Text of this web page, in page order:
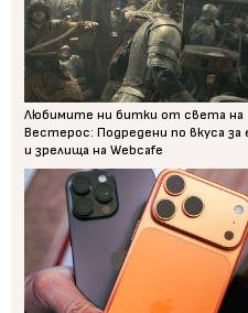
Любимите ни битки от света на
Вестерос: Подредени по вкуса за
и зрелища на Webcafe